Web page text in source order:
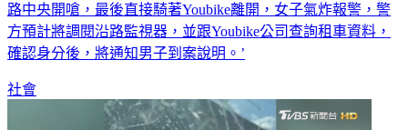
路中央開嗆，最後直接騎著Youbike離開，女子氣炸報警，警
方預計將調閱沿路監視器，並跟Youbike公司查詢租車資料，
確認身分後，將通知男子到案說明。’
社會